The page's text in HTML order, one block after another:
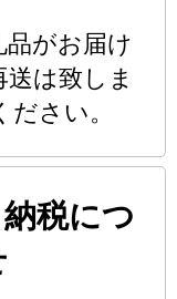
品がお届け
は致しま
さい。
税につ